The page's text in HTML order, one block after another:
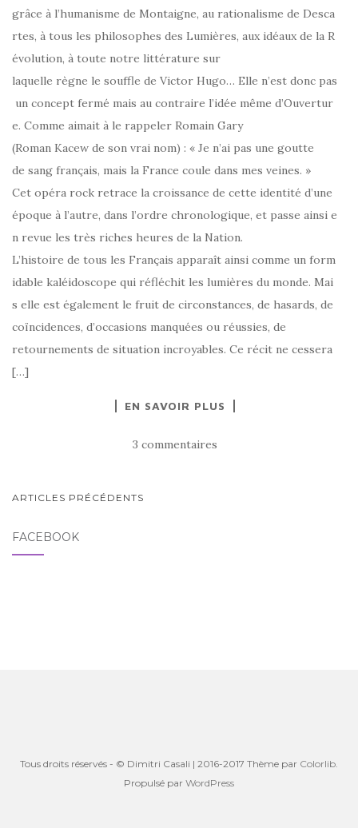
grâce à l’humanisme de Montaigne, au rationalisme de Desca
rtes, à tous les philosophes des Lumières, aux idéaux de la R
évolution, à toute notre littérature sur
laquelle règne le souffle de Victor Hugo… Elle n’est donc pas
un concept fermé mais au contraire l’idée même d’Ouvertur
e. Comme aimait à le rappeler Romain Gary
(Roman Kacew de son vrai nom) : « Je n’ai pas une goutte
de sang français, mais la France coule dans mes veines. »
Cet opéra rock retrace la croissance de cette identité d’une
époque à l’autre, dans l’ordre chronologique, et passe ainsi e
n revue les très riches heures de la Nation.
L’histoire de tous les Français apparaît ainsi comme un form
idable kaléidoscope qui réfléchit les lumières du monde. Mai
s elle est également le fruit de circonstances, de hasards, de
coïncidences, d’occasions manquées ou réussies, de
retournements de situation incroyables. Ce récit ne cessera
[…]
EN SAVOIR PLUS
3 commentaires
NAVIGATION
SEIN
ARTICLES PRÉCÉDENTS
FACEBOOK
Tous droits réservés - © Dimitri Casali | 2016-2017 Thème par Colorlib.
Propulsé par WordPress